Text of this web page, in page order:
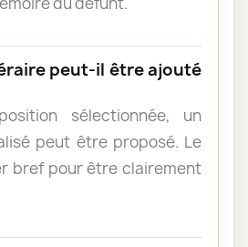
peut-il être ajouté
sélectionnée, un
peut être proposé. Le
bref pour être clairement